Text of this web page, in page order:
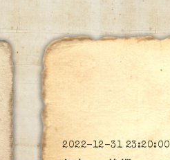
2022-12-31 23:20:00